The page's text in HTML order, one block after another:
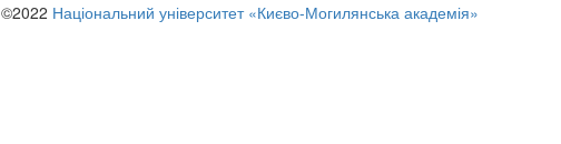
©2022 Національний університет «Києво-Могилянська академія»